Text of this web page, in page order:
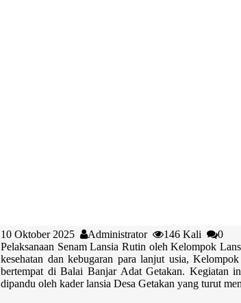
10 Oktober 2025 Administrator 146 Kali
0
Pelaksanaan Senam Lansia Rutin oleh Kelompok
kesehatan dan kebugaran para lanjut usia,
bertempat di Balai Banjar Adat Getakan. Kegiatan
dipandu oleh kader lansia Desa Getakan yang turut